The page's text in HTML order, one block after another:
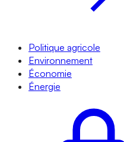
Politique agricole
Environnement
Économie
Énergie